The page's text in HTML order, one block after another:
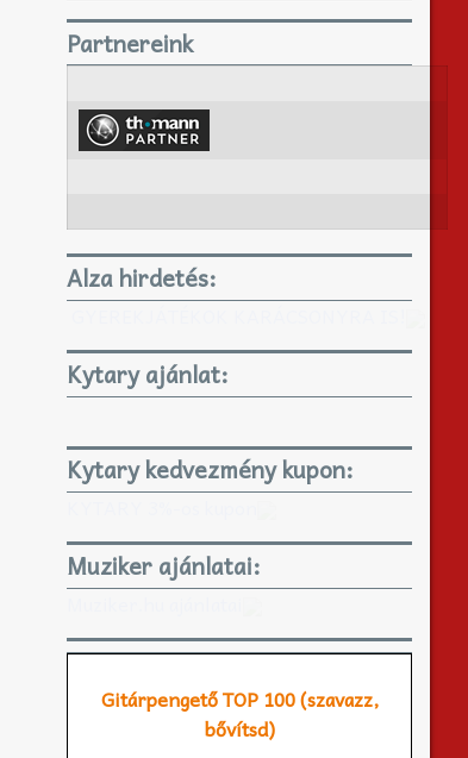
Partnereink
Alza hirdetés:
Kytary ajánlat:
Kytary kedvezmény kupon:
Muziker ajánlatai:
Gitárpengető TOP 100 (szavazz,
bővítsd)